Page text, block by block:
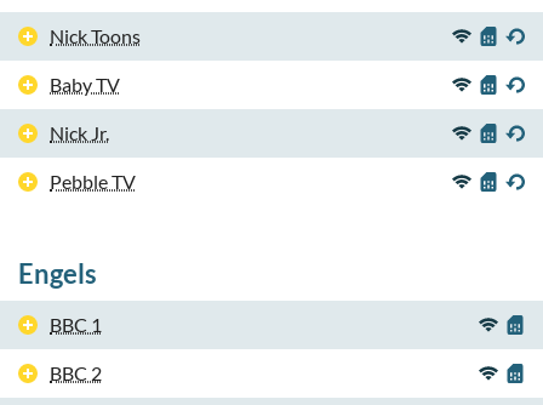
Nick Toons
Baby TV
Nick Jr.
Pebble TV
Engels
BBC 1
BBC 2